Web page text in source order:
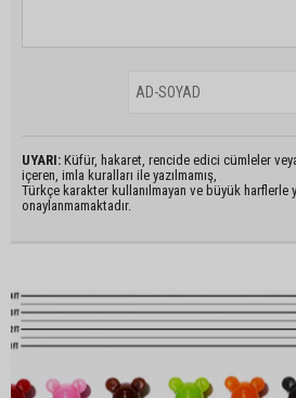
UYARI: Küfür, hakaret, rencide edici cümleler
içeren, imla kuralları ile yazılmamış,
Türkçe karakter kullanılmayan ve büyük harflerle
onaylanmamaktadır.